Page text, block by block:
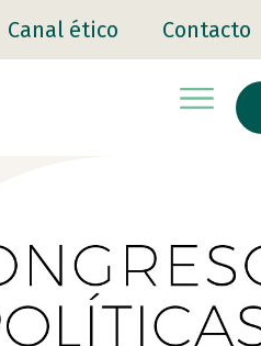
Canal ético Contacto